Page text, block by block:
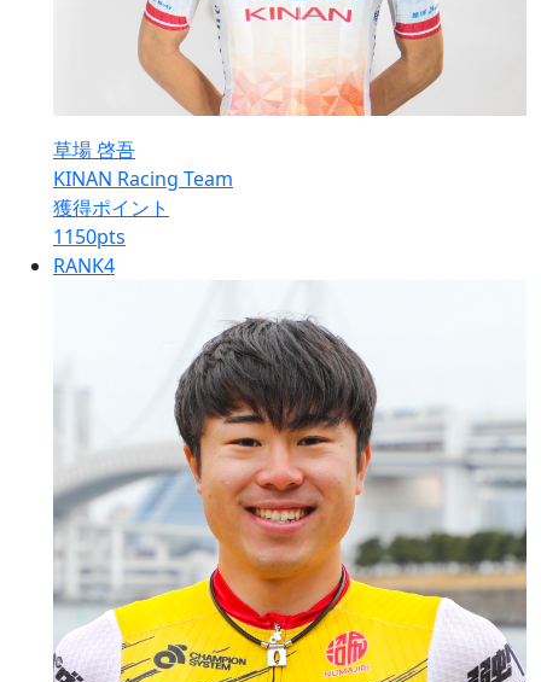
草場 啓吾
KINAN Racing Team
獲得ポイント
1150pts
RANK4